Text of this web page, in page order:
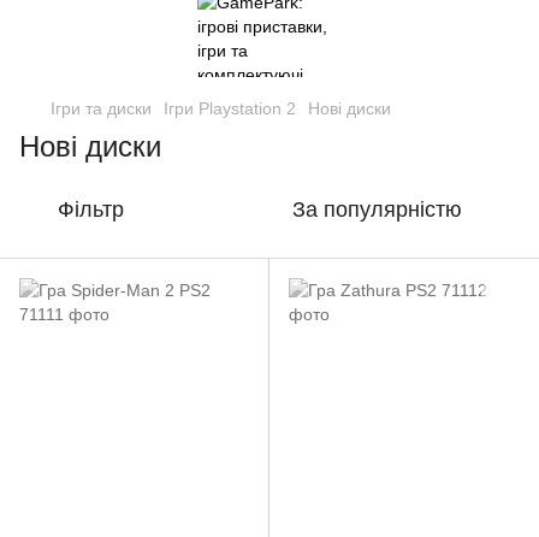
Ігри та диски Ігри Playstation 2 Нові диски
Нові диски
Фільтр За популярністю